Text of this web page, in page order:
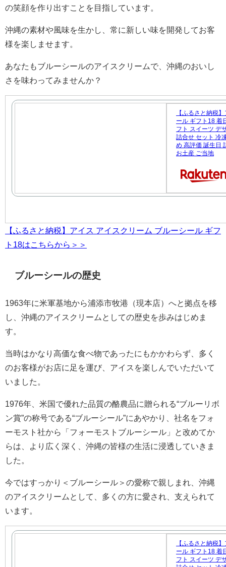
の笑顔を作り出すことを目指しています。
沖縄の素材や風味を生かし、常に新しい味を開発してお客
様を楽しませます。
あなたもブルーシールのアイスクリームで、沖縄のおいし
さを味わってみませんか？
【ふるさと納税
ール ギフト18 着
フト スイーツ デ
詰合せ セット 冷
め 高評価 誕生日
お土産 ご当地
【ふるさと納税】アイス アイスクリーム ブルーシール ギフ
ト18はこちらから＞＞
ブルーシールの歴史
1963年に米軍基地から浦添市牧港（現本店）へと拠点を移
し、沖縄のアイスクリームとしての歴史を歩みはじめま
す。
当時はかなり高価な食べ物であったにもかかわらず、多く
のお客様がお店に足を運び、アイスを楽しんでいただいて
いました。
1976年、米国で優れた品質の酪農品に贈られる“ブルーリボ
ン賞”の称号である“ブルーシール”にあやかり、社名をフォ
ーモスト社から「フォーモストブルーシール」と改めてか
らは、より広く深く、沖縄の皆様の生活に浸透していきま
した。
今ではすっかり＜ブルーシール＞の愛称で親しまれ、沖縄
のアイスクリームとして、多くの方に愛され、支えられて
います。
【ふるさと納税
ール ギフト18 着
フト スイーツ デ